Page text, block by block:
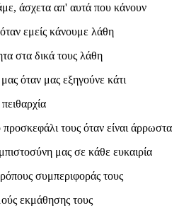
άσχετα απ' αυτά που κάνουν
εμείς κάνουμε λάθη
στα δικά τους λάθη
όταν μας εξηγούνε κάτι
τους όταν είναι άρρωστα
μας σε κάθε ευκαιρία
συμπεριφοράς τους
εκμάθησης τους